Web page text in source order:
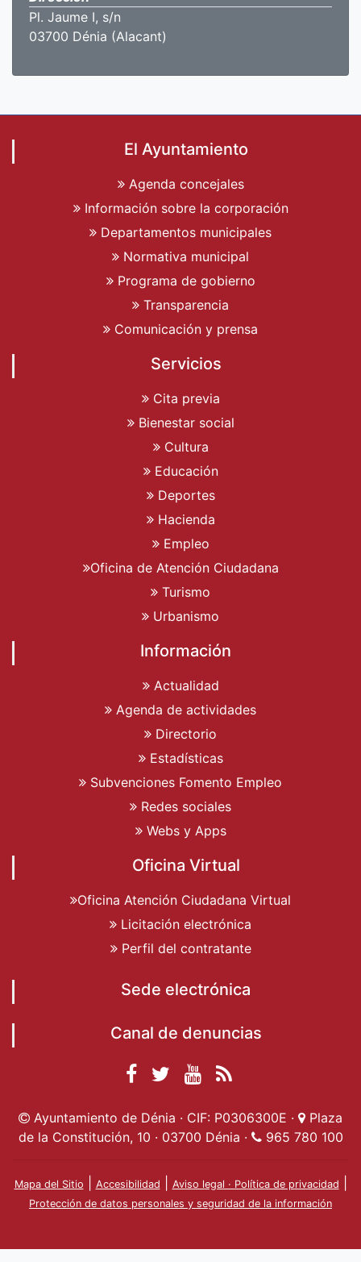
Pl. Jaume I, s/n
03700 Dénia (Alacant)
El Ayuntamiento
Agenda concejales
Información sobre la corporación
Departamentos municipales
Normativa municipal
Programa de gobierno
Transparencia
Comunicación y prensa
Servicios
Cita previa
Bienestar social
Cultura
Educación
Deportes
Hacienda
Empleo
Oficina de Atención Ciudadana
Turismo
Urbanismo
Información
Actualidad
Agenda de actividades
Directorio
Estadísticas
Subvenciones Fomento Empleo
Redes sociales
Webs y Apps
Oficina Virtual
Oficina Atención Ciudadana Virtual
Licitación electrónica
Perfil del contratante
Sede electrónica
Canal de denuncias
Facebook
Ayuntamiento de
Dénia
Ayuntamiento de
Dénia
Ayuntamiento
de Dénia
Actualidad
Ayuntamiento de Dénia · CIF: P0306300E ·
Plaza
de la Constitución, 10 · 03700 Dénia ·
965 780 100
Mapa del Sitio Accesibilidad Aviso legal · Política de privacidad
Protección de datos personales y seguridad de la información